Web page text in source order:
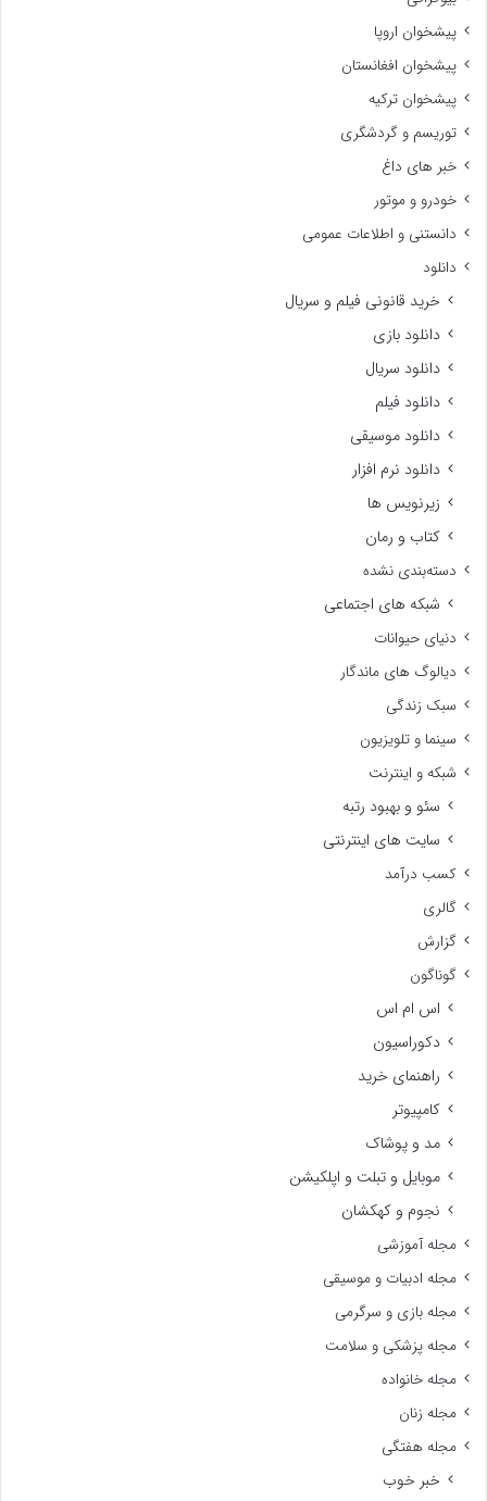
پیشخوان اروپا
پیشخوان افغانستان
پیشخوان ترکیه
توریسم و گردشگری
خبر های داغ
خودرو و موتور
دانستنی و اطلاعات عمومی
دانلود
خرید قانونی فیلم و سریال
دانلود بازی
دانلود سریال
دانلود فیلم
دانلود موسیقی
دانلود نرم افزار
زیرنویس ها
کتاب و رمان
دسته‌بندی نشده
شبکه های اجتماعی
دنیای حیوانات
دیالوگ های ماندگار
سبک زندگی
سینما و تلویزیون
شبکه و اینترنت
سئو و بهبود رتبه
سایت های اینترنتی
کسب درآمد
گالری
گزارش
گوناگون
اس ام اس
دکوراسیون
راهنمای خرید
کامپیوتر
مد و پوشاک
موبایل و تبلت و اپلکیشن
نجوم و کهکشان
مجله آموزشی
مجله ادبیات و موسیقی
مجله بازی و سرگرمی
مجله پزشکی و سلامت
مجله خانواده
مجله زنان
مجله هفتگی
خبر خوب